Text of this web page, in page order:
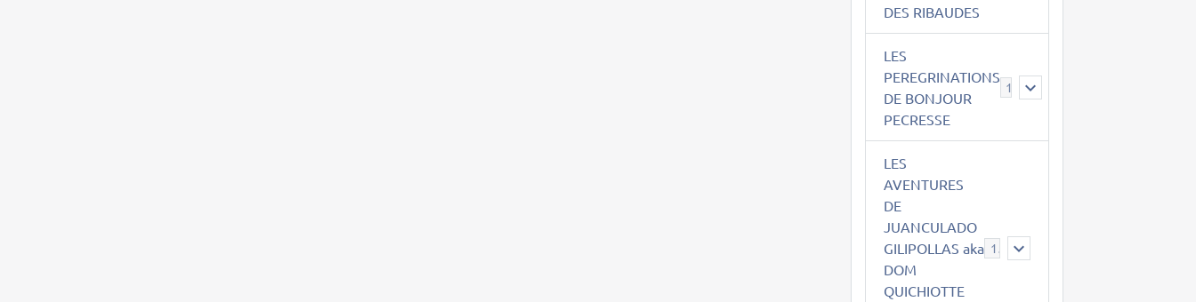
DES RIBAUDES
LES
PEREGRINATIONS
DE BONJOUR
PECRESSE
14
LES
AVENTURES
DE
JUANCULADO
GILIPOLLAS aka
DOM
QUICHIOTTE
119